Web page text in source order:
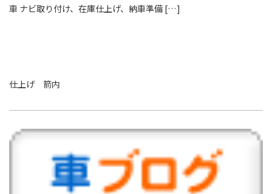
車 ナビ取り付け、在庫仕上げ、納車準備 […]
仕上げ 箭内